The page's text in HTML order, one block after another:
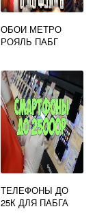
ОБОИ МЕТРО
РОЯЛЬ ПАБГ
ТЕЛЕФОНЫ ДО
25К ДЛЯ ПАБГА